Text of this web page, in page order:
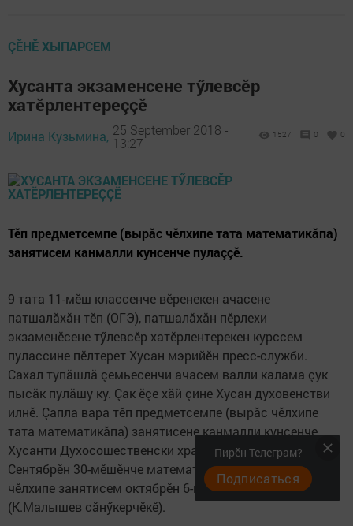
ÇӖНӖ ХЫПАРСЕМ
Хусанта экзаменсене тӳлевсӗр
хатӗрлентереççӗ
Ирина Кузьмина, 25 September 2018 -
13:27
1527 0 0
Тӗп предметсемпе (вырăс чӗлхипе тата математикăпа)
занятисем канмалли кунсенче пулаççӗ.
9 тата 11-мӗш классенче вӗренекен ачасене
патшалăхăн тӗп (ОГЭ), патшалăхăн пӗрлехи
экзаменӗсене тӳлевсӗр хатӗрлентерекен курссем
пулассине пӗлтерет Хусан мэрийӗн пресс-служби.
Сахал тупăшлă çемьесенчи ачасем валли калама çук
пысăк пулăшу ку. Çак ӗçе хăй çине Хусан духовенстви
илнӗ. Çапла вара тӗп предметсемпе (вырăс чӗлхипе
тата математикăпа) занятисене канмалли кунсенче
Хусанти Духосошественски храмӗнче йӗркелеççӗ.
Сентябрӗн 30-мӗшӗнче математикăпа пулать. Вырăс
чӗлхипе занятисем октябрӗн 6-мӗшӗнчен пуçланаççӗ.
(К.Малышев сăнӳкерчӗкӗ).
Пирӗн Телеграм?
Подписаться